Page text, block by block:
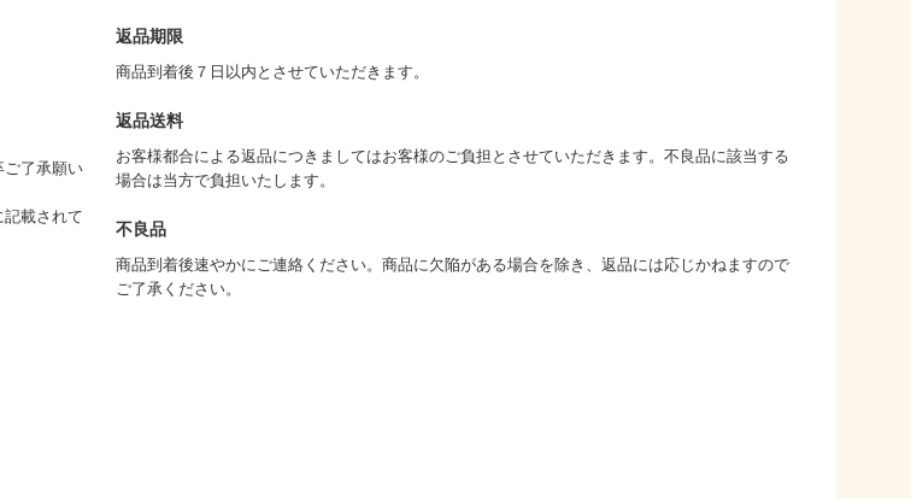
了承願い
載されて
返品期限
商品到着後７日以内とさせていただきます。
返品送料
お客様都合による返品につきましてはお客様のご負担とさせていただきます。不良品に該当する
場合は当方で負担いたします。
不良品
商品到着後速やかにご連絡ください。商品に欠陥がある場合を除き、返品には応じかねますので
ご了承ください。